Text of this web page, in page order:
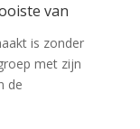
van
is zonder
met zijn
de